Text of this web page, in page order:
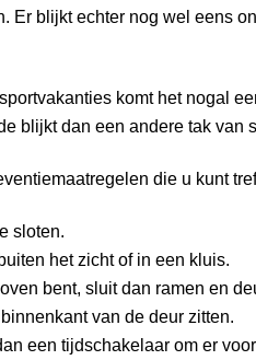
Er blijkt echter nog wel eens
komt het nogal
blijkt dan een andere tak van
die u kunt
sloten.
het zicht of in een kluis.
bent, sluit dan ramen en
van de deur zitten.
een tijdschakelaar om er